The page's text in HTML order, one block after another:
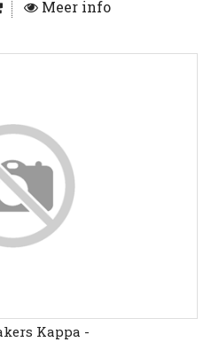
Meer info
Kappa -